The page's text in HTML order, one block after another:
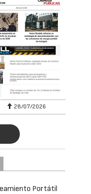
28/07/2026